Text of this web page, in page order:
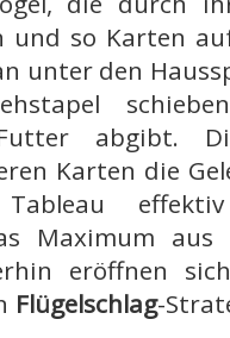
und so Karten
unter den
abgibt.
Karten die
effektiv
Maximum aus
eröffnen
Flügelschlag-